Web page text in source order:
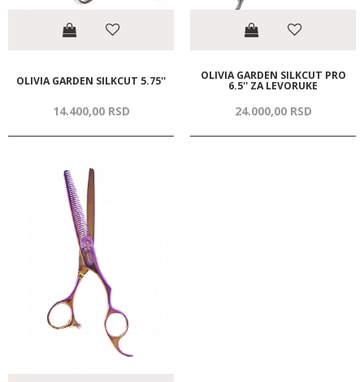
OLIVIA GARDEN SILKCUT 5.75''
14.400,00 RSD
OLIVIA GARDEN SILKCUT PRO
6.5'' ZA LEVORUKE
24.000,00 RSD